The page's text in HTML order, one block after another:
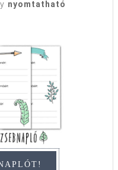
nyomtatható